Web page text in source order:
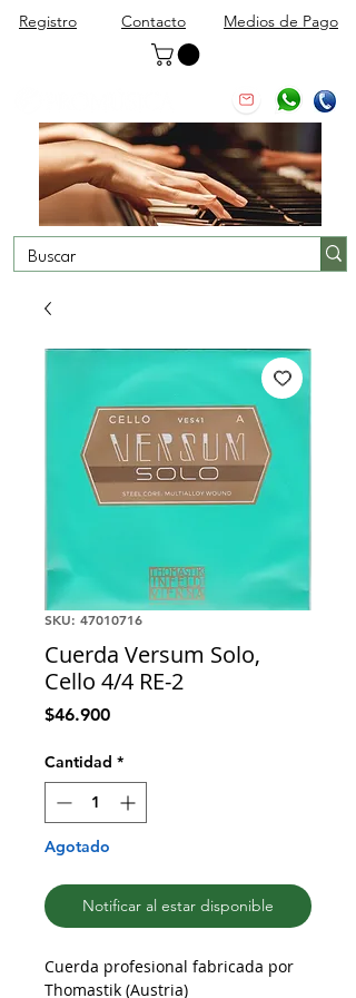
Registro Contacto Medios de Pago
SKU: 47010716
Cuerda Versum Solo,
Cello 4/4 RE-2
$46.900Precio
Cantidad *
Agotado
Notificar al estar disponible
Cuerda profesional fabricada por
Thomastik (Austria)